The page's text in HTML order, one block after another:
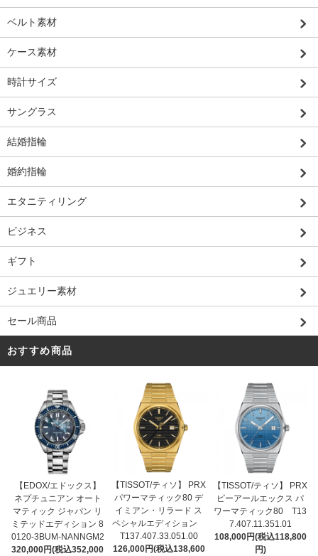
ベルト素材
ケース素材
時計サイズ
サングラス
結婚指輪
婚約指輪
エタニティリング
ビジネス
ギフト
ジュエリー素材
セール商品
おすすめ商品
【EDOX/エドックス】
ネプチュニアン オート
マティック ジャパン リ
ミテッドエディション 8
0120-3BUM-NANNGM2
320,000円(税込352,000
【TISSOT/ティソ】 PRX
パワーマティック80 デ
イミアン・リラード ス
ペシャルエディション
T137.407.33.051.00
126,000円(税込138,600
【TISSOT/ティソ】 PRX
ピーアールエックス パ
ワーマティック80 T13
7.407.11.351.01
108,000円(税込118,800
円)